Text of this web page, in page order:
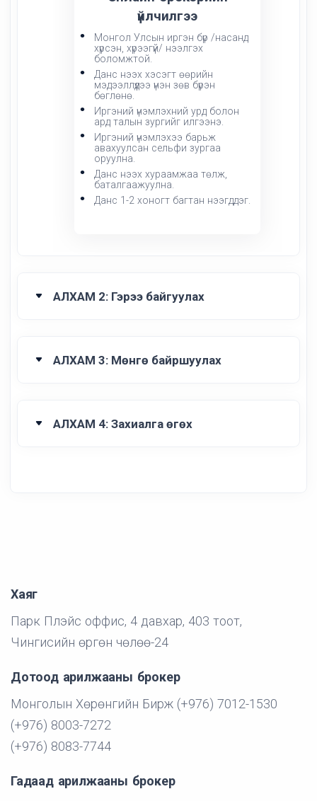
үйлчилгээ
Монгол Улсын иргэн бүр /насанд
хүрсэн, хүрээгүй/ нээлгэх
боломжтой.
Данс нээх хэсэгт өөрийн
мэдээллүүдээ үнэн зөв бүрэн
бөглөнө.
Иргэний үнэмлэхний урд болон
ард талын зургийг илгээнэ.
Иргэний үнэмлэхээ барьж
авахуулсан сельфи зургаа
оруулна.
Данс нээх хураамжаа төлж,
баталгаажуулна.
Данс 1-2 хоногт багтан нээгддэг.
АЛХАМ 2: Гэрээ байгуулах
АЛХАМ 3: Мөнгө байршуулах
АЛХАМ 4: Захиалга өгөх
Хаяг
Парк Плэйс оффис, 4 давхар, 403 тоот,
Чингисийн өргөн чөлөө-24
Дотоод арилжааны брокер
Монголын Хөрөнгийн Бирж (+976) 7012-1530
(+976) 8003-7272
(+976) 8083-7744
Гадаад арилжааны брокер